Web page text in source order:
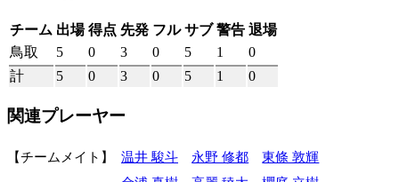
チーム 出場 得点 先発 フル サブ 警告 退場
鳥取
5 0 3 0 5 1
0
計
5 0 3 0 5 1 0
関連プレーヤー
チームメイト 温井 駿斗 永野 修都
東條 敦輝